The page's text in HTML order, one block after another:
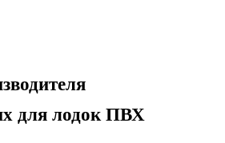
для лодок ПВХ